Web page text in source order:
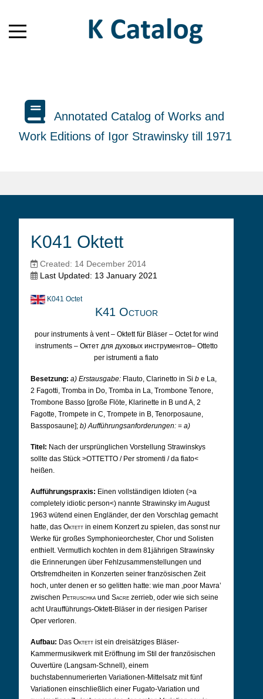
Annotated Catalog of Works and
Work Editions of Igor Strawinsky till 1971
K041 Oktett
Created: 14 December 2014
Last Updated: 13 January 2021
K041 Octet
K41 Octuor
pour instruments à vent – Oktett für Bläser – Octet for wind
instruments – Октет для духовых инструментов– Ottetto
per istrumenti a fiato
Besetzung: a) Erstausgabe: Flauto, Clarinetto in Si b e La,
2 Fagotti, Tromba in Do, Tromba in La, Trombone Tenore,
Trombone Basso [große Flöte, Klarinette in B und A, 2
Fagotte, Trompete in C, Trompete in B, Tenorposaune,
Bassposaune]; b) Aufführungsanforderungen: = a)
Titel: Nach der ursprünglichen Vorstellung Strawinskys
sollte das Stück >OTTETTO / Per stromenti / da fiato<
heißen.
Aufführungspraxis: Einen vollständigen Idioten (>a
completely idiotic person<) nannte Strawinsky im August
1963 wütend einen Engländer, der den Vorschlag gemacht
hatte, das Oktett in einem Konzert zu spielen, das sonst nur
Werke für großes Symphonieorchester, Chor und Solisten
enthielt. Vermutlich kochten in dem 81jährigen Strawinsky
die Erinnerungen über Fehlzusammenstellungen und
Ortsfremdheiten in Konzerten seiner französischen Zeit
hoch, unter denen er so gelitten hatte: wie man ‚poor Mavra’
zwischen Petruschkaund Sacre zerrieb, oder wie sich seine
acht Uraufführungs-Oktett-Bläser in der riesigen Pariser
Oper verloren.
Aufbau: Das Oktett ist ein dreisätziges Bläser-
Kammermusikwerk mit Eröffnung im Stil der französischen
Ouvertüre (Langsam-Schnell), einem
buchstabennumerierten Variationen-Mittelsatz mit fünf
Variationen einschließlich einer Fugato-Variation und